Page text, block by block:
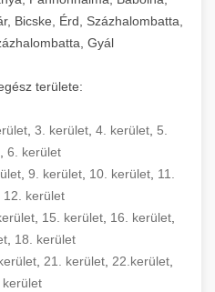
Bicske, Érd, Százhalombatta,
Gyál
területe:
3. kerület 4. kerület 5.
6. kerület
, 9. kerület, 10. kerület, 11.
12. kerület
15. kerület 16. kerület
18. kerület
21. kerület 22.kerület
kerület